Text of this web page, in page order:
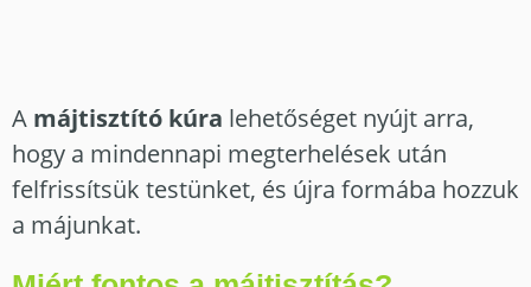
A májtisztító kúra lehetőséget nyújt arra,
hogy a mindennapi megterhelések után
felfrissítsük testünket, és újra formába hozzuk
a májunkat.